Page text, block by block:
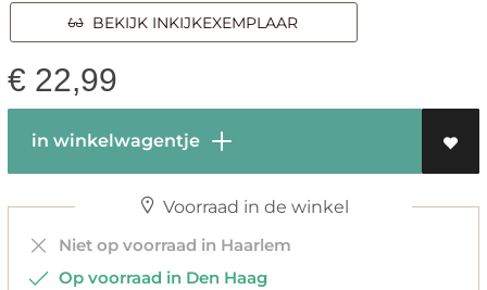
BEKIJK INKIJKEXEMPLAAR
€ 22,99
in winkelwagentje
Voorraad in de winkel
Niet op voorraad in Haarlem
Op voorraad in Den Haag